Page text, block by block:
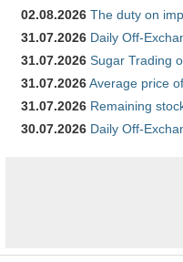
02.08.2026 The duty on
31.07.2026 Daily Off-
31.07.2026 Sugar Trading
31.07.2026Average price
31.07.2026 Remaining
30.07.2026 Daily Off-